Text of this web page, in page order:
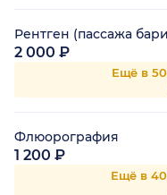
Рентген (пассажа
2 000 ₽
Ещё в
Флюорография
1 200 ₽
Ещё в